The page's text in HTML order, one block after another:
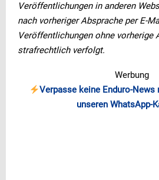
Veröffentlichungen in anderen
nach vorheriger Absprache per E-
Veröffentlichungen ohne vorherige
strafrechtlich verfolgt.
Werbung
Verpasse keine Enduro-News
unseren WhatsApp-